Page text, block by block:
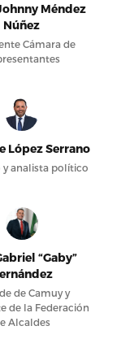
Méndez
Núñez
Cámara de
López Serrano
y analista político
“Gaby”
de Camuy y
de la Federación
Alcaldes